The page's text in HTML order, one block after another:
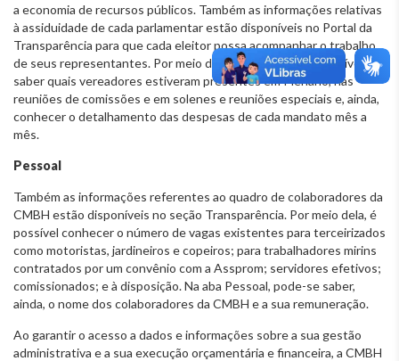
a economia de recursos públicos. Também as informações relativas
à assiduidade de cada parlamentar estão disponíveis no Portal da
Transparência para que cada eleitor possa acompanhar o trabalho
de seus representantes. Por meio dessa ferramenta, é possível
saber quais vereadores estiveram presentes em Plenário, nas
reuniões de comissões e em solenes e reuniões especiais e, ainda,
conhecer o detalhamento das despesas de cada mandato mês a
mês.
Pessoal
Também as informações referentes ao quadro de colaboradores da
CMBH estão disponíveis no seção Transparência. Por meio dela, é
possível conhecer o número de vagas existentes para terceirizados
como motoristas, jardineiros e copeiros; para trabalhadores mirins
contratados por um convênio com a Assprom; servidores efetivos;
comissionados; e à disposição. Na aba Pessoal, pode-se saber,
ainda, o nome dos colaboradores da CMBH e a sua remuneração.
Ao garantir o acesso a dados e informações sobre a sua gestão
administrativa e a sua execução orçamentária e financeira, a CMBH